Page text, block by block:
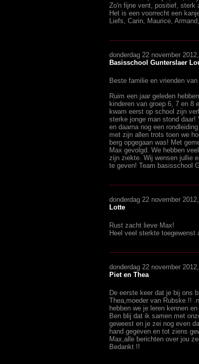
Zo'n fijne vent, positief, sterk
Het is een voorrecht een
Liefs, Carin, Maurice,
donderdag 22 november
Basisschool Gunterslaer
Beste familie en vrienden
Ruim een jaar geleden
kinderen van groep 6, 7 en 8
kwam eerst op school zijn
sterke jonge man stond
en daarna nog een
met zijn allen trots toen we
berg opgegaan was! Met
Max gevolgd. We hebben
zijn ziekte. Wij wensen jullie
te geven! Team basisschool
donderdag 22 november
Lotte
Rust zacht lieve Max!
Heel veel sterkte toegewenst
donderdag 22 november
Piet en Thea
De eerste keer dat je bij ons
Thea,moeder van Rubske !!
hebben we je leren kennen
Ben blij dat ik samen met
geweest en je zei nog even
hand gegeven en tot ziens
Max,alle berichten over jou
Bedankt !!